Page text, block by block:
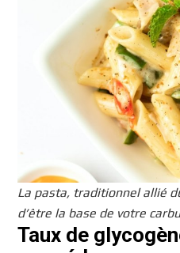
La pasta, traditionnel allié
d’être la base de votre
Taux de